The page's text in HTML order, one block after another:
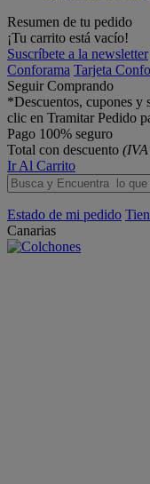
Resumen de tu pedido
¡Tu carrito está vacío!
Suscríbete a la newsletter
Conforama Tarjeta
Seguir Comprando
*Descuentos, cupones y
clic en Tramitar Pedido
Pago 100% seguro
Total con descuento
Ir Al Carrito
Estado de mi pedido
Canarias